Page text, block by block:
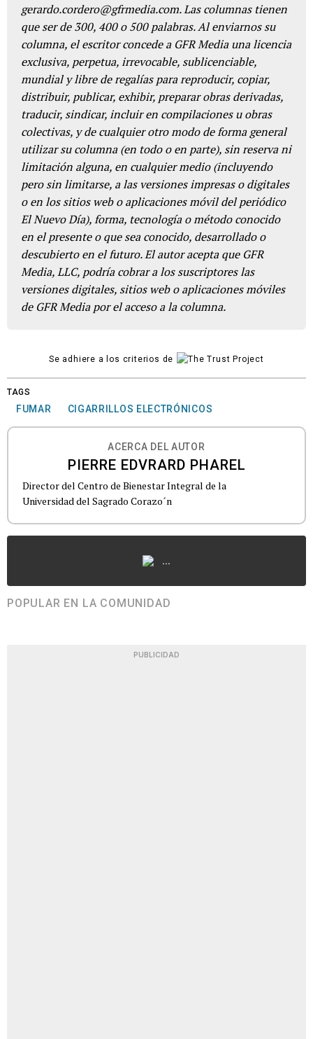
gerardo.cordero@gfrmedia.com. Las columnas tienen
que ser de 300, 400 o 500 palabras. Al enviarnos su
columna, el escritor concede a GFR Media una licencia
exclusiva, perpetua, irrevocable, sublicenciable,
mundial y libre de regalías para reproducir, copiar,
distribuir, publicar, exhibir, preparar obras derivadas,
traducir, sindicar, incluir en compilaciones u obras
colectivas, y de cualquier otro modo de forma general
utilizar su columna (en todo o en parte), sin reserva ni
limitación alguna, en cualquier medio (incluyendo
pero sin limitarse, a las versiones impresas o digitales
o en los sitios web o aplicaciones móvil del periódico
El Nuevo Día), forma, tecnología o método conocido
en el presente o que sea conocido, desarrollado o
descubierto en el futuro. El autor acepta que GFR
Media, LLC, podría cobrar a los suscriptores las
versiones digitales, sitios web o aplicaciones móviles
de GFR Media por el acceso a la columna.
Se adhiere a los criterios de
TAGS
FUMAR CIGARRILLOS ELECTRÓNICOS
ACERCA DEL AUTOR
PIERRE EDVRARD PHAREL
Director del Centro de Bienestar Integral de la
Universidad del Sagrado Corazo´n
...
POPULAR EN LA COMUNIDAD
PUBLICIDAD